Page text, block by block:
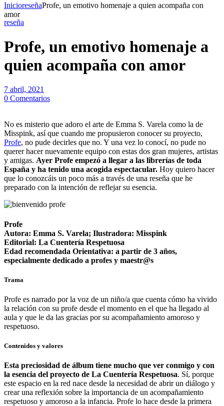
InicioreseñaProfe, un emotivo homenaje a quien acompaña con
amor
reseña
Profe, un emotivo homenaje a
quien acompaña con amor
7 abril, 2021
0 Comentarios
No es misterio que adoro el arte de Emma S. Varela como la de
Misspink, así que cuando me propusieron conocer su proyecto,
Profe, no pude decirles que no. Y una vez lo conocí, no pude no
querer hacer nuevamente equipo con estas dos gran mujeres, artistas
y amigas. Ayer Profe empezó a llegar a las librerías de toda
España y ha tenido una acogida espectacular. Hoy quiero hacer
que lo conozcáis un poco más a través de una reseña que he
preparado con la intención de reflejar su esencia.
Profe
Autora: Emma S. Varela; Ilustradora: Misspink
Editorial: La Cuentería Respetuosa
Edad recomendada Orientativa: a partir de 3 años,
especialmente dedicado a profes y maestr@s
Trama
Profe es narrado por la voz de un niño/a que cuenta cómo ha vivido
la relación con su profe desde el momento en el que ha llegado al
aula y que le da las gracias por su acompañamiento amoroso y
respetuoso.
Contenidos y valores
Esta preciosidad de álbum tiene mucho que ver conmigo y con
la esencia del proyecto de La Cuentería Respetuosa. Sí, porque
este espacio en la red nace desde la necesidad de abrir un diálogo y
crear una reflexión sobre la importancia de un acompañamiento
respetuoso y amoroso a la infancia. Profe lo hace desde la primera